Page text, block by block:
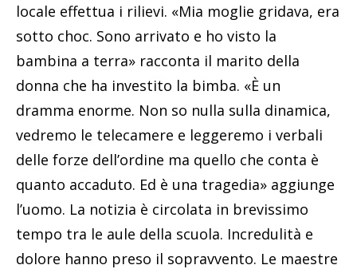
locale effettua i rilievi. «Mia moglie gridava, era
sotto choc. Sono arrivato e ho visto la
bambina a terra» racconta il marito della
donna che ha investito la bimba. «È un
dramma enorme. Non so nulla sulla dinamica,
vedremo le telecamere e leggeremo i verbali
delle forze dell’ordine ma quello che conta è
quanto accaduto. Ed è una tragedia» aggiunge
l’uomo. La notizia è circolata in brevissimo
tempo tra le aule della scuola. Incredulità e
dolore hanno preso il sopravvento. Le maestre